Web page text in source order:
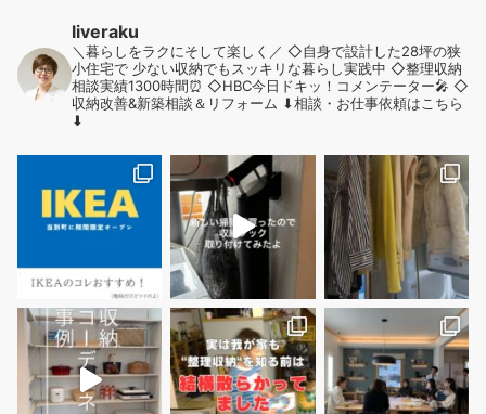
liveraku
＼暮らしをラクにそして楽しく／ ◇自身で設計した28坪の狭
小住宅で 少ない収納でもスッキリな暮らし実践中 ◇整理収納
相談実績1300時間⏰ ◇HBC今日ドキッ！コメンテーター🎤 ◇
収納改善&新築相談＆リフォーム ⬇︎相談・お仕事依頼はこちら
⬇︎